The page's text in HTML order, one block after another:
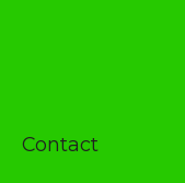
Contact